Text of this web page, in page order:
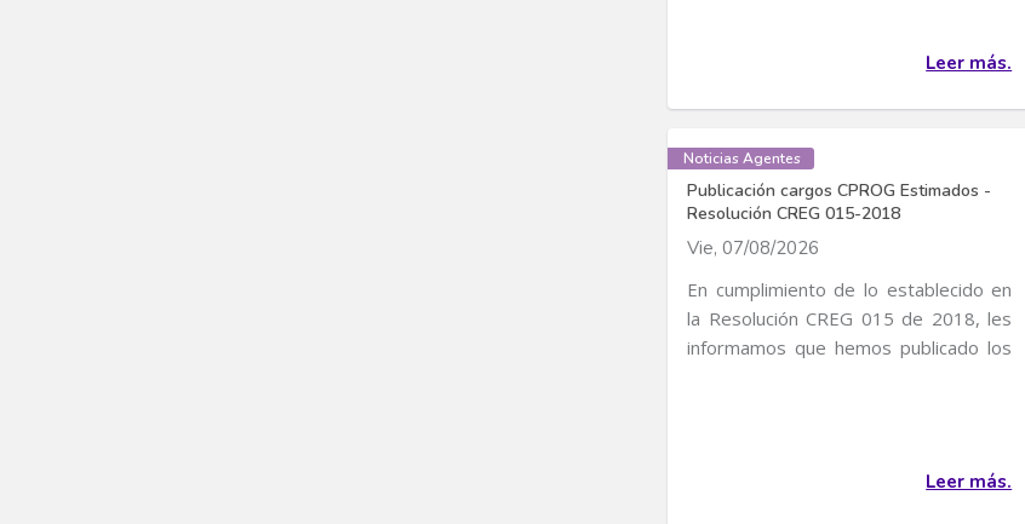
Leer más.
Noticias Agentes
Publicación cargos CPROG Estimados -
Resolución CREG 015-2018
Vie, 07/08/2026
En cumplimiento de lo establecido en
la Resolución CREG 015 de 2018, les
informamos que hemos publicado los
Leer más.